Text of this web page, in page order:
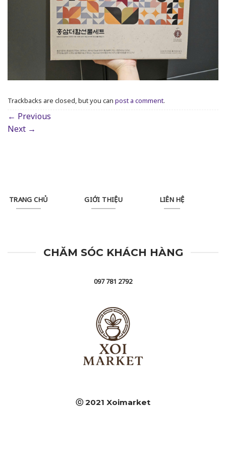
Trackbacks are closed, but you can post a comment.
← Previous
Next →
TRANG CHỦ GIỚI THIỆU LIÊN HỆ
CHĂM SÓC KHÁCH HÀNG
097 781 2792
ⓒ 2021 Xoimarket